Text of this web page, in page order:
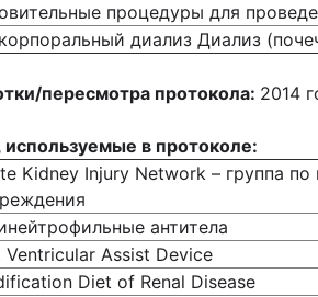
процедуры для
диализ Диализ
пересмотра протокола: 2014
в протоколе:
Kidney Injury Network – группа
антитела
Ventricular Assist Device
Diet of Renal Disease